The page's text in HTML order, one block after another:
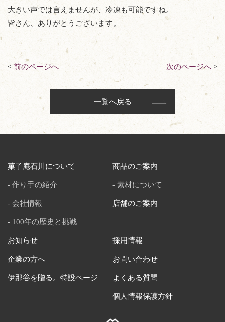
大きい声では言えませんが、冷凍も可能ですね。
皆さん、ありがとうございます。
< 前のページへ 次のページへ >
一覧へ戻る
菓子庵石川について
作り手の紹介
会社情報
100年の歴史と挑戦
商品のご案内
素材について
店舗のご案内
お知らせ
企業の方へ
伊那谷を贈る。特設ページ
採用情報
お問い合わせ
よくある質問
個人情報保護方針